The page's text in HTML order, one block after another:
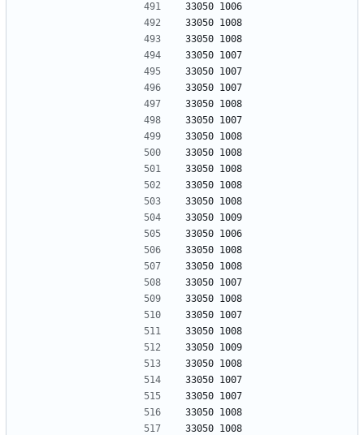
33050 1006
33050 1008
33050 1008
33050 1007
33050 1007
33050 1007
33050 1008
33050 1007
33050 1008
33050 1008
33050 1008
33050 1008
33050 1008
33050 1009
33050 1006
33050 1008
33050 1008
33050 1007
33050 1008
33050 1007
33050 1008
33050 1009
33050 1008
33050 1007
33050 1007
33050 1008
33050 1008